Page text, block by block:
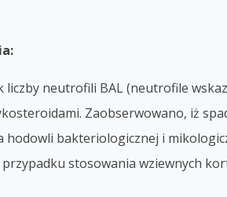
neutrofili BAL (neutrofile
Zaobserwowano, iż
hodowli bakteriologicznej i
stosowania wziewnych